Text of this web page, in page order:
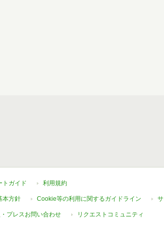
トガイド 利用規約
本方針 Cookie等の利用に関するガイドライン
プレスお問い合わせ リクエストコミュニティ